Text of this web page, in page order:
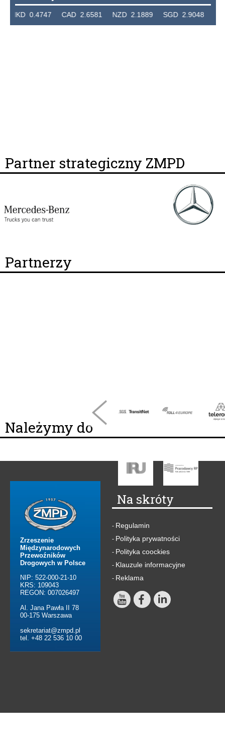
0.4747 CAD 2.6581 NZD 2.1889 SGD 2.9048
Partner strategiczny ZMPD
Partnerzy
Należymy do
Zrzeszenie
Międzynarodowych
Przewoźników
Drogowych w Polsce
NIP: 522-000-21-10
KRS: 109043
REGON: 007026497
Al. Jana Pawła II 78
00-175 Warszawa
sekretariat@zmpd.pl
tel. +48 22 536 10 00
Na skróty
- Regulamin
- Polityka prywatności
- Polityka coockies
- Klauzule informacyjne
- Reklama